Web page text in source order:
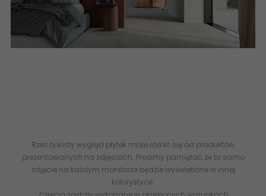
Rzeczywisty wygląd płytek może różnić się od produktów
prezentowanych na zdjęciach. Prosimy pamiętać, że to samo
zdjęcie na każdym monitorze będzie wyświetlone w innej
kolorystyce.